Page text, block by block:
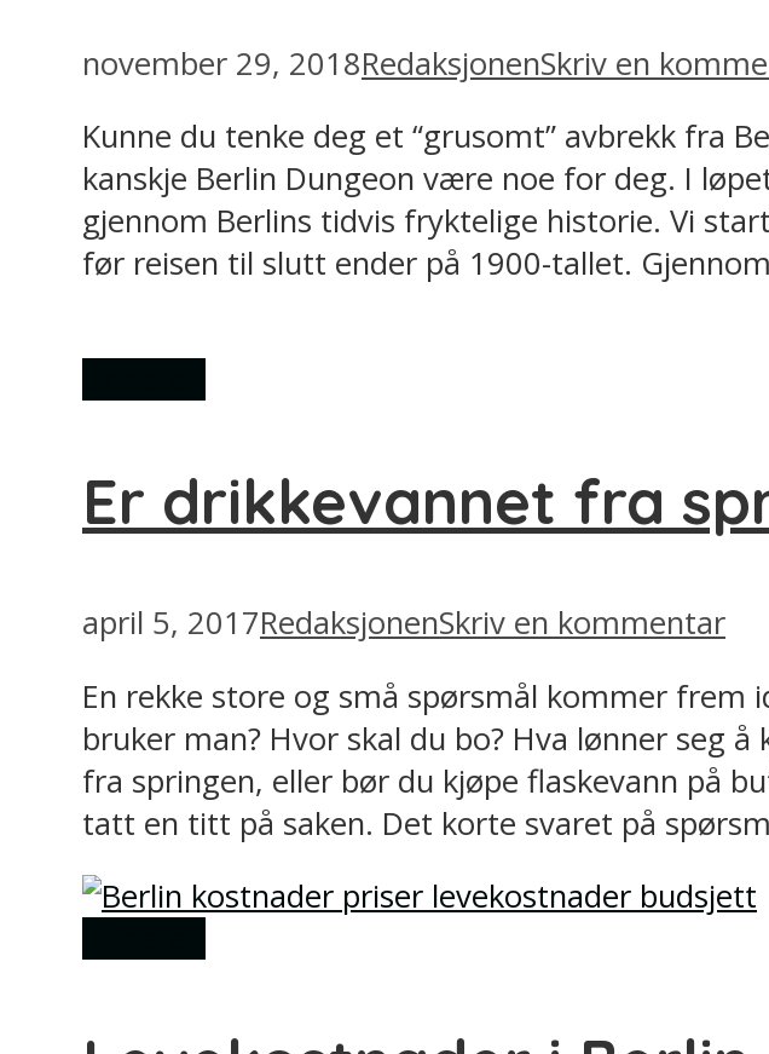
november 29, 2018RedaksjonenSkriv en
Kunne du tenke deg et “grusomt” avbrekk fra
kanskje Berlin Dungeon være noe for deg. I
gjennom Berlins tidvis fryktelige historie. Vi
før reisen til slutt ender på 1900-tallet.
Er drikkevannet fra
april 5, 2017RedaksjonenSkriv en kommentar
En rekke store og små spørsmål kommer
bruker man? Hvor skal du bo? Hva lønner seg
fra springen, eller bør du kjøpe flaskevann på
tatt en titt på saken. Det korte svaret på